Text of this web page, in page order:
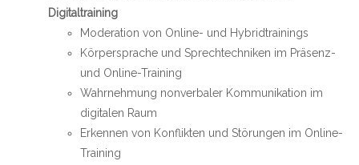
Digitaltraining
Moderation von Online- und Hybridtrainings
Körpersprache und Sprechtechniken im Präsenz-
und Online-Training
Wahrnehmung nonverbaler Kommunikation im
digitalen Raum
Erkennen von Konflikten und Störungen im Online-
Training